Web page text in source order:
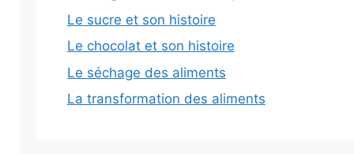
Le sucre et son histoire
Le chocolat et son histoire
Le séchage des aliments
La transformation des aliments